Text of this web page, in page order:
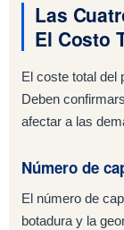
Las
El Costo
El coste total del
Deben
afectar a las
Número de
El número de
botadura y la